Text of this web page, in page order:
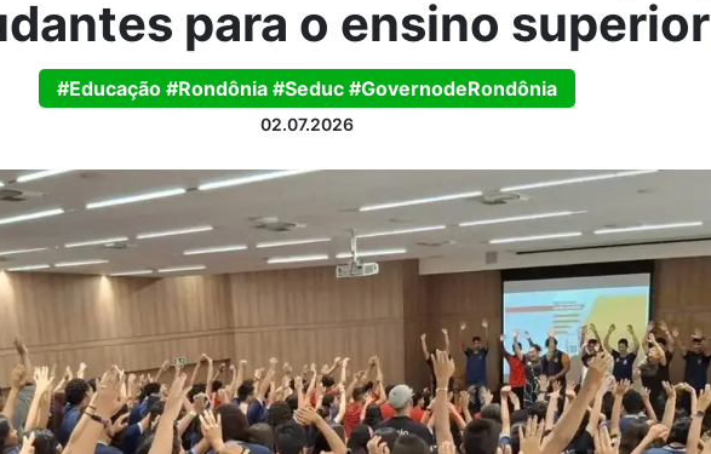
para o ensino superior
#Educação #Rondônia #Seduc #GovernodeRondônia
02.07.2026